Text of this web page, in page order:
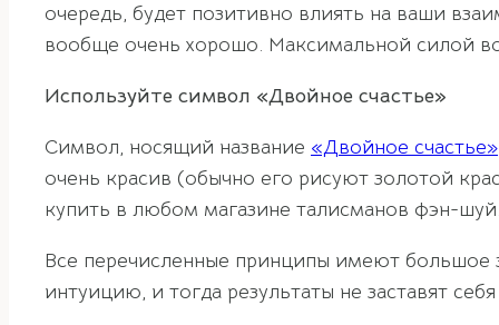
очередь, будет позитивно влиять на ваши
вообще очень хорошо. Максимальной силой
Используйте символ «Двойное счастье»
Символ, носящий название «Двойное счастье»
очень красив (обычно его рисуют золотой
купить в любом магазине талисманов фэн-
Все перечисленные принципы имеют большое
интуицию, и тогда результаты не заставят